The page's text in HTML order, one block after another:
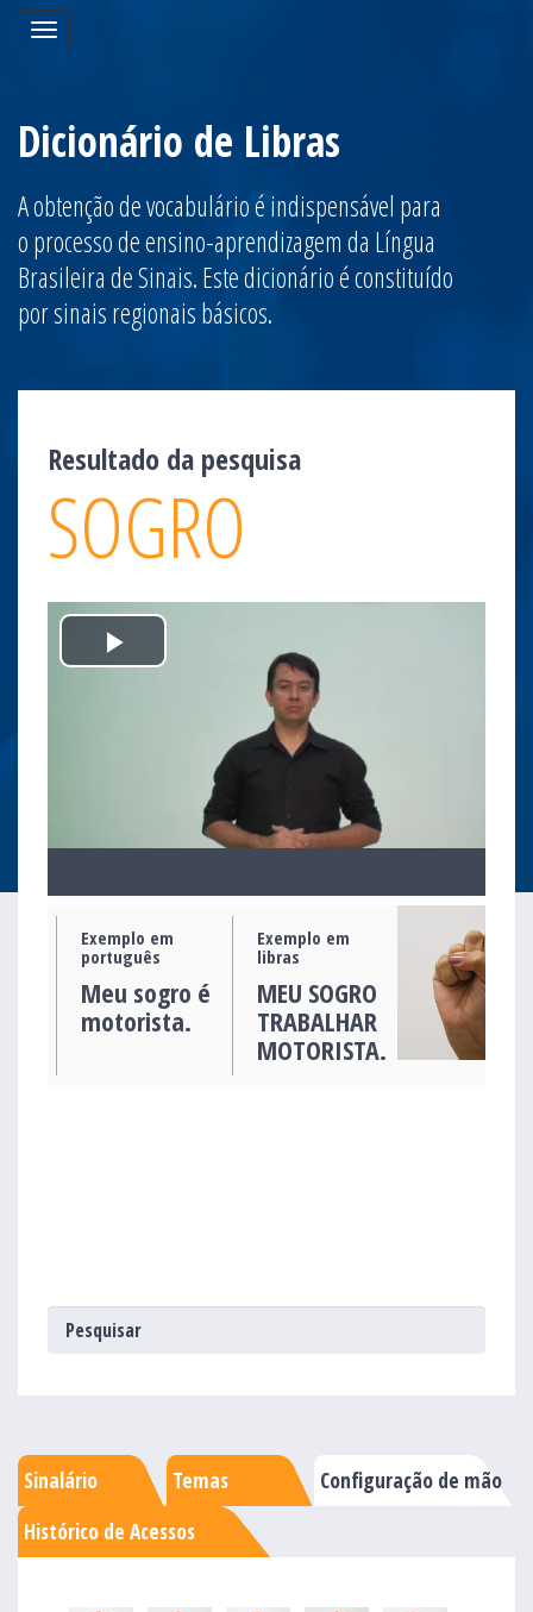
Toggle
navigation
Dicionário de Libras
A obtenção de vocabulário é indispensável para
o processo de ensino-aprendizagem da Língua
Brasileira de Sinais. Este dicionário é constituído
por sinais regionais básicos.
Resultado da pesquisa
SOGRO
Play
Exemplo em
português
Meu sogro é
motorista.
Exemplo em
libras
MEU SOGRO
TRABALHAR
MOTORISTA.
Sinalário Temas
Configuração de mão
Histórico de Acessos